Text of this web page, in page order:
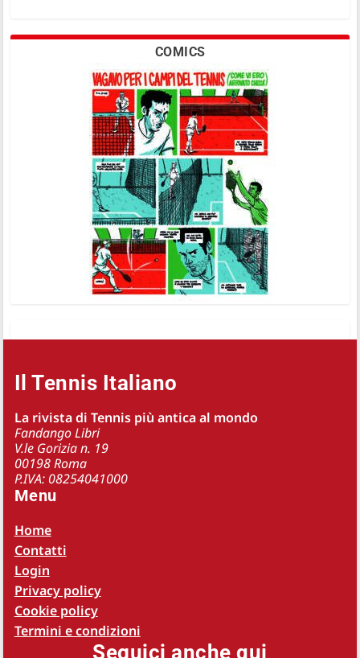
COMICS
Il Tennis Italiano
La rivista di Tennis più antica al mondo
Fandango Libri
V.le Gorizia n. 19
00198 Roma
P.IVA: 08254041000
Menu
Home
Contatti
Login
Privacy policy
Cookie policy
Termini e condizioni
Seguici anche qui